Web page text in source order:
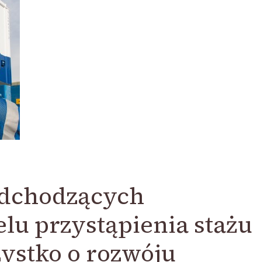
przystąpienia stażu
o rozwóju